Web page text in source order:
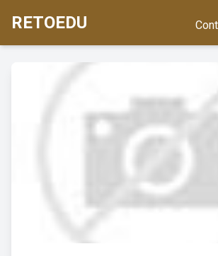
RETOEDU